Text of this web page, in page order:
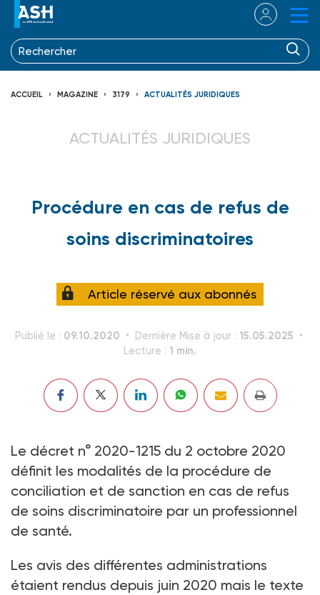
ACCUEIL MAGAZINE 3179 ACTUALITÉS JURIDIQUES
ACTUALITÉS JURIDIQUES
Procédure en cas de refus de
soins discriminatoires
Article réservé aux abonnés
Publié le : 09.10.2020 Dernière Mise à jour : 15.05.2025
Lecture : 1 min.
Le décret n° 2020-1215 du 2 octobre 2020
définit les modalités de la procédure de
conciliation et de sanction en cas de refus
de soins discriminatoire par un professionnel
de santé.
Les avis des différentes administrations
étaient rendus depuis juin 2020 mais le texte